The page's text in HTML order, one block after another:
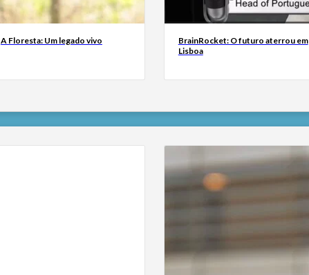
A Floresta: Um legado vivo
BrainRocket: O futuro aterrou em
Lisboa